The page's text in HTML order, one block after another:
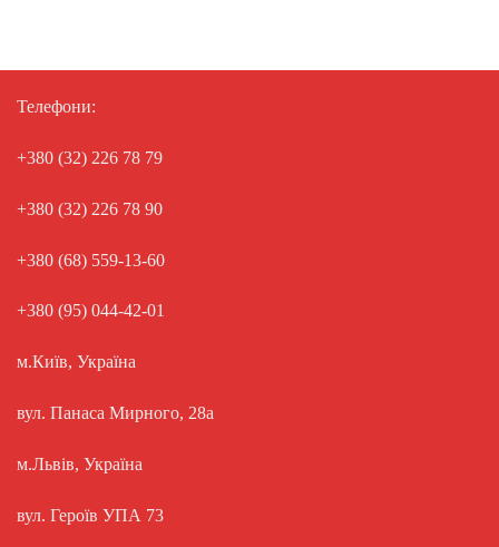
Телефони:
+380 (32) 226 78 79
+380 (32) 226 78 90
+380 (68) 559-13-60
+380 (95) 044-42-01
м.Київ, Україна
вул. Панаса Мирного, 28а
м.Львів, Україна
вул. Героїв УПА 73